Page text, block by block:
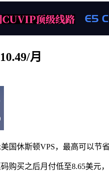
月
国休斯顿VPS，最高可以节
购买之后月付低至8.65美元